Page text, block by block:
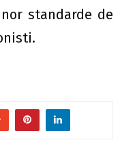
standarde de